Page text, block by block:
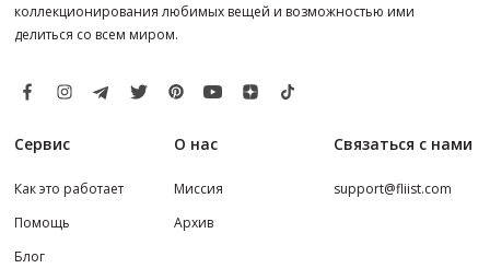
коллекционирования любимых вещей и возможностью ими
делиться со всем миром.
Сервис
Как это работает
Помощь
Блог
О нас
Миссия
Архив
Связаться с нами
support@fliist.com